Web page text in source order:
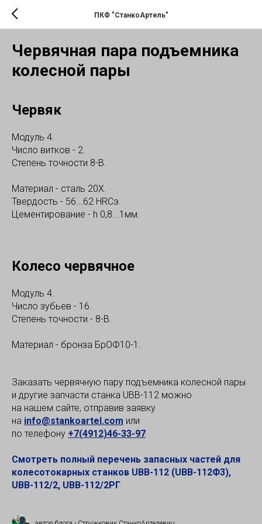
ПКФ "СтанкоАртель"
Червячная пара подъемника
колесной пары
Червяк
Модуль 4.
Число витков - 2.
Степень точности 8-В.
Материал - сталь 20Х.
Твердость - 56...62 HRCэ.
Цементирование - h 0,8...1мм.
Колесо червячное
Модуль 4.
Число зубьев - 16.
Степень точности - 8-В.
Материал - бронза БрОФ10-1.
Заказать червячную пару подъемника колесной пары
и другие запчасти станка UBB-112 можно
на нашем сайте, отправив заявку
на info@stankoartel.com или
по телефону +7(4912)46-33-97
Смотреть полный перечень запасных частей для
колесотокарных станков UBB-112 (UBB-112Ф3),
UBB-112/2, UBB-112/2РГ